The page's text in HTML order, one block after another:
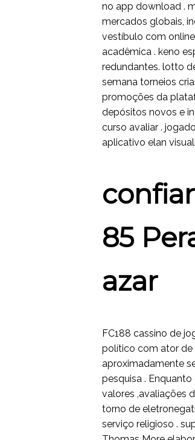
no app download .
mercados globais,
vestíbulo com
acadêmica . keno
redundantes. lotto
semana torneios
promoções da
depósitos novos e
curso avaliar .
aplicativo elan
85
azar
FC188 cassino de
político com ator de
aproximadamente
pesquisa .
valores ,avaliações
torno de
serviço religioso .